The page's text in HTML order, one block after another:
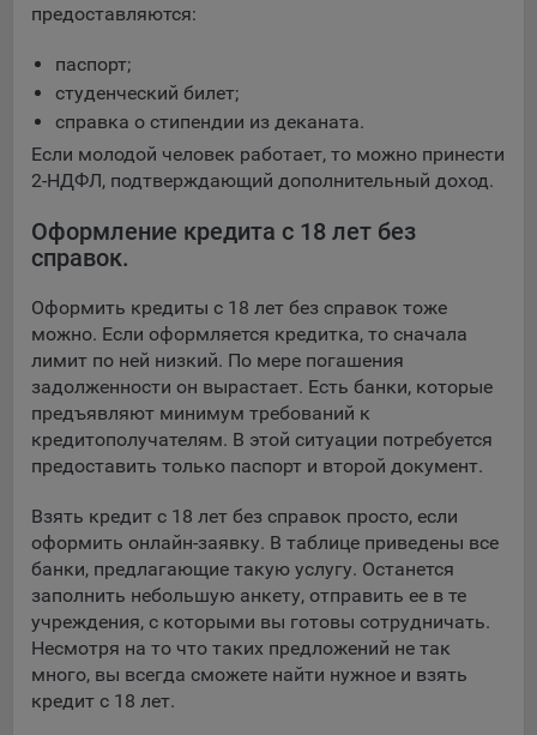
Chrome
Safari
Opera
Microsoft Edge
Internet Explorer
имеющимся у него вопросом, в части использования
файлов сookie, на электронную почту Общества:
Аналитические Cookie
Отключение аналитических cookie-файлов не позволит
определять предпочтения пользователей Сайта, в том
числе наиболее и наименее популярные страницы и
принимать меры по совершенствованию работы Сайта
Статистические куки позволяют определять предпочтения
пользователей сайта.
Компании, которым мы поручаем обработку
статистических cookies:
Яндекс Метрика – сервис веб-аналитики,
предоставляемый ООО «Яндекс». Адрес: г. Москва, ул.
предоставляются:
паспорт;
студенческий билет;
справка о стипендии из деканата.
Если молодой человек работает, то можно принести
2-НДФЛ, подтверждающий дополнительный доход.
Оформление кредита с 18 лет без
справок.
Оформить кредиты с 18 лет без справок тоже
можно. Если оформляется кредитка, то сначала
лимит по ней низкий. По мере погашения
задолженности он вырастает. Есть банки, которые
предъявляют минимум требований к
кредитополучателям. В этой ситуации потребуется
предоставить только паспорт и второй документ.
Взять кредит с 18 лет без справок просто, если
оформить онлайн-заявку. В таблице приведены все
банки, предлагающие такую услугу. Останется
заполнить небольшую анкету, отправить ее в те
учреждения, с которыми вы готовы сотрудничать.
Несмотря на то что таких предложений не так
много, вы всегда сможете найти нужное и взять
кредит с 18 лет.